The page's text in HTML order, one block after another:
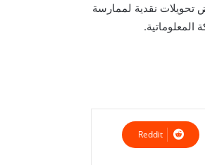
تحويلات نقدية لممارسة
المعلوماتية.